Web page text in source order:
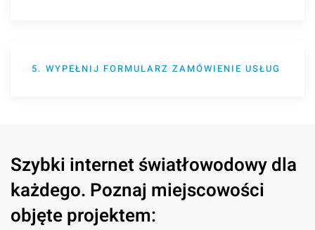
5. WYPEŁNIJ FORMULARZ ZAMÓWIENIE USŁUG
Szybki internet światłowodowy dla
każdego. Poznaj miejscowości
objęte projektem: